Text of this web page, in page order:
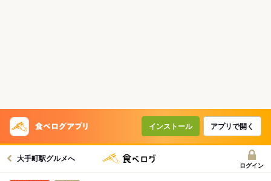
インストール アプリで開く
大手町駅グルメへ
ログイン